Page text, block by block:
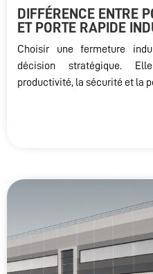
DIFFÉRENCE ENTRE
ET PORTE RAPIDE
Choisir une fermeture
décision stratégique.
productivité, la sécurité et la